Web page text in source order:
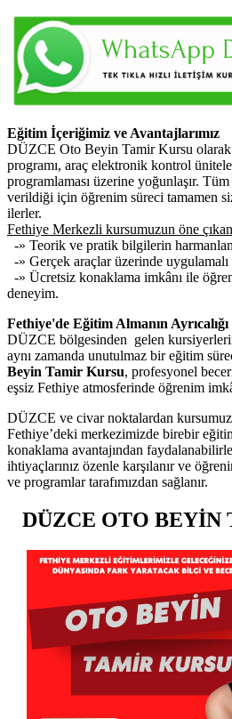
Eğitim İçeriğimiz ve Avantajlarımız
DÜZCE Oto Beyin Tamir Kursu
programı, araç elektronik kontrol
programlaması üzerine yoğunlaşır.
verildiği için öğrenim süreci tamamen
ilerler.
Fethiye Merkezli kursumuzun öne
-» Teorik ve pratik bilgilerin
-» Gerçek araçlar üzerinde uygulamalı
-» Ücretsiz konaklama imkânı ile
deneyim.
Fethiye'de Eğitim Almanın Ayrıcalığı
DÜZCE bölgesinden gelen
aynı zamanda unutulmaz bir eğitim
Beyin Tamir Kursu, profesyonel
eşsiz Fethiye atmosferinde öğrenim
DÜZCE ve civar noktalardan
Fethiye’deki merkezimizde birebir
konaklama avantajından
ihtiyaçlarınız özenle karşılanır ve
ve programlar tarafımızdan sağlanır.
DÜZCE OTO BEYİN